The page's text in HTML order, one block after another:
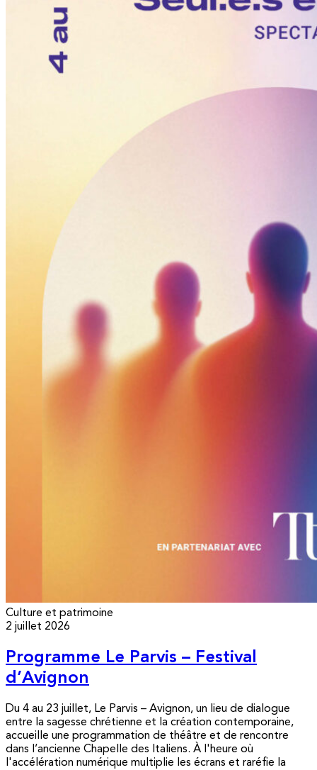
Culture et patrimoine
2 juillet 2026
Programme Le Parvis – Festival
d’Avignon
Du 4 au 23 juillet, Le Parvis – Avignon, un lieu de dialogue
entre la sagesse chrétienne et la création contemporaine,
accueille une programmation de théâtre et de rencontre
dans l’ancienne Chapelle des Italiens. À l'heure où
l'accélération numérique multiplie les écrans et raréfie la